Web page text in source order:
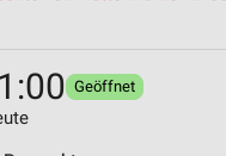
Geöffnet